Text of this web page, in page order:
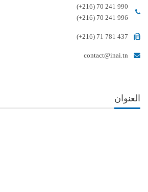
(+216) 70 241 990
(+216) 70 241 996
(+216) 71 781 437
contact@inai.tn
العنوان